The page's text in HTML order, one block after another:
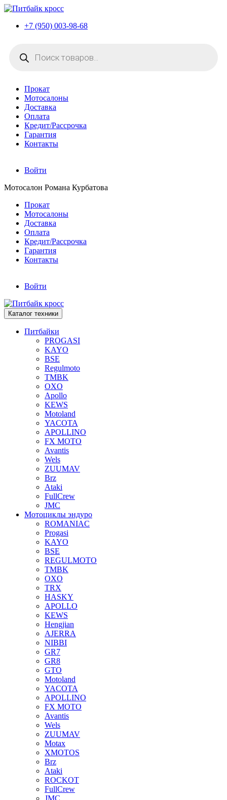
+7 (950) 003-98-68
товаров
Прокат
Мотосалоны
Доставка
Оплата
Кредит/Рассрочка
Гарантия
Контакты
Войти
Мотосалон Романа Курбатова
Прокат
Мотосалоны
Доставка
Оплата
Кредит/Рассрочка
Гарантия
Контакты
Войти
Каталог техники
Питбайки
PROGASI
KAYO
BSE
Regulmoto
TMBK
OXO
Apollo
KEWS
Motoland
YACOTA
APOLLINO
FX MOTO
Avantis
Wels
ZUUMAV
Brz
Ataki
FullCrew
JMC
Мотоциклы эндуро
ROMANIAC
Progasi
KAYO
BSE
REGULMOTO
TMBK
OXO
TRX
HASKY
APOLLO
KEWS
Hengjian
AJERRA
NIBBI
GR7
GR8
GTO
Motoland
YACOTA
APOLLINO
FX MOTO
Avantis
Wels
ZUUMAV
Motax
XMOTOS
Brz
Ataki
ROCKOT
FullCrew
JMC